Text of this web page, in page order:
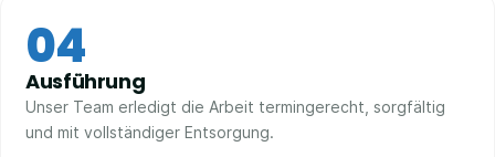
04
Ausführung
Unser Team erledigt die Arbeit termingerecht, sorgfältig
und mit vollständiger Entsorgung.